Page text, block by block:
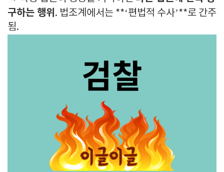
구하는 행위 . 법조계에서는 **‘편법적 수사’**로 간주
됨.